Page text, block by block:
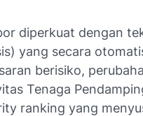
diperkuat dengan
yang secara
berisiko,
Tenaga
ranking yang